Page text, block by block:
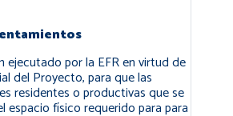
ejecutado por la EFR en virtud de
del Proyecto, para que las
residentes o productivas que se
espacio físico requerido para para